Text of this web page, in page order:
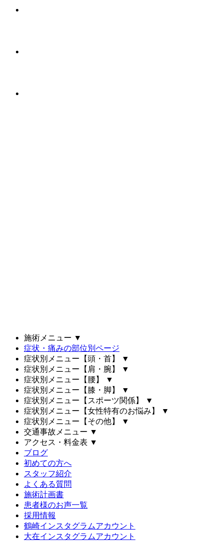
施術メニュー ▼
症状・痛みの部位別ページ
症状別メニュー【頭・首】
▼
症状別メニュー【肩・腕】
▼
症状別メニュー【腰】
▼
症状別メニュー【膝・脚】
▼
症状別メニュー【スポーツ関係】
▼
症状別メニュー【女性特有のお悩み】
▼
症状別メニュー【その他】
▼
交通事故メニュー ▼
アクセス・料金表 ▼
ブログ
初めての方へ
スタッフ紹介
よくある質問
施術計画書
患者様のお声一覧
採用情報
鶴崎インスタグラムアカウント
大在インスタグラムアカウント